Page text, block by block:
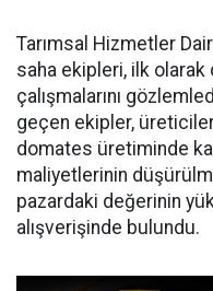
Tarımsal Hizmetler
saha ekipleri, ilk olarak
çalışmalarını
geçen ekipler,
domates üretiminde
maliyetlerinin
pazardaki değerinin
alışverişinde bulundu.